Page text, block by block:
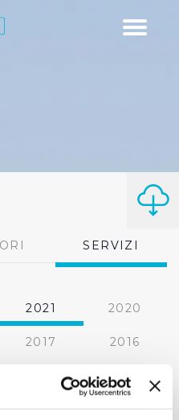
Toggle
SERVIZI
2021 2020
2017 2016
2012
2009 2008